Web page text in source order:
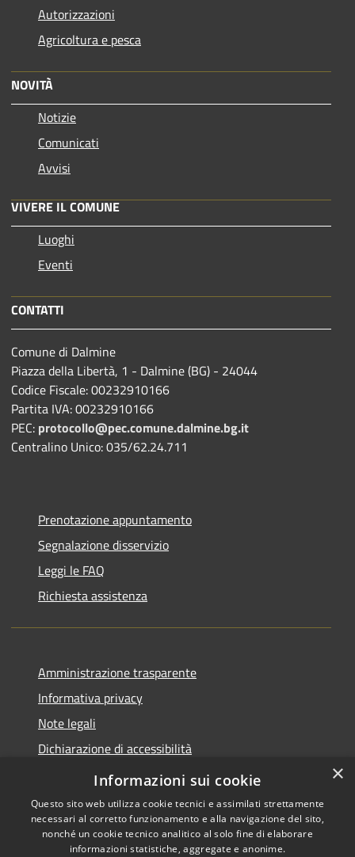
Autorizzazioni
Agricoltura e pesca
NOVITÀ
Notizie
Comunicati
Avvisi
VIVERE IL COMUNE
Luoghi
Eventi
CONTATTI
Comune di Dalmine
Piazza della Libertà, 1 - Dalmine (BG) - 24044
Codice Fiscale: 00232910166
Partita IVA: 00232910166
PEC: protocollo@pec.comune.dalmine.bg.it
Centralino Unico: 035/62.24.711
Prenotazione appuntamento
Segnalazione disservizio
Leggi le FAQ
Richiesta assistenza
Amministrazione trasparente
Informativa privacy
Note legali
Dichiarazione di accessibilità
Piano di miglioramento del sito
Copyright © 2026 • Comune di
×
Informazioni sui cookie
Questo sito web utilizza cookie tecnici e assimilati strettamente
necessari al corretto funzionamento e alla navigazione del sito,
nonché un cookie tecnico analitico al solo fine di elaborare
informazioni statistiche, aggregate e anonime.